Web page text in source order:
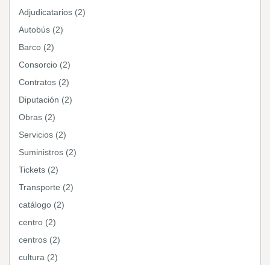
Adjudicatarios (2)
Autobús (2)
Barco (2)
Consorcio (2)
Contratos (2)
Diputación (2)
Obras (2)
Servicios (2)
Suministros (2)
Tickets (2)
Transporte (2)
catálogo (2)
centro (2)
centros (2)
cultura (2)